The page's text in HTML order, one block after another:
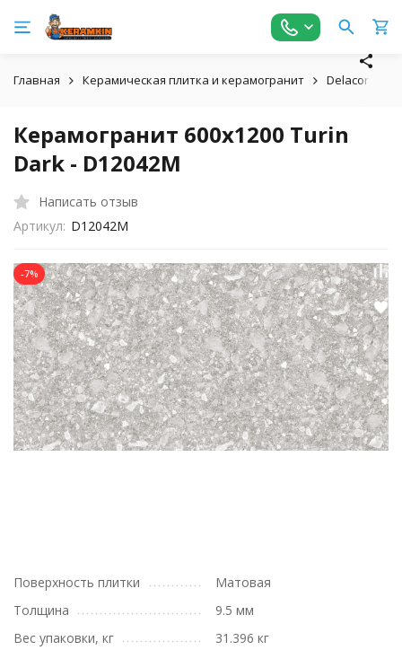
Главная Керамическая плитка и керамогранит Delacora
Керамогранит 600x1200 Turin
Dark - D12042M
Написать отзыв
Артикул: D12042M
-7%
Поверхность плитки
Матовая
Толщина
9.5 мм
Вес упаковки, кг
31.396 кг